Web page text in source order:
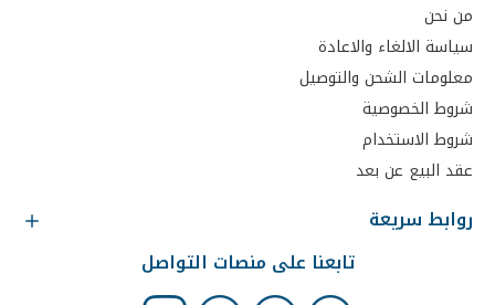
من نحن
سياسة الالغاء والاعادة
معلومات الشحن والتوصيل
شروط الخصوصية
شروط الاستخدام
عقد البيع عن بعد
روابط سريعة
تابعنا على منصات التواصل